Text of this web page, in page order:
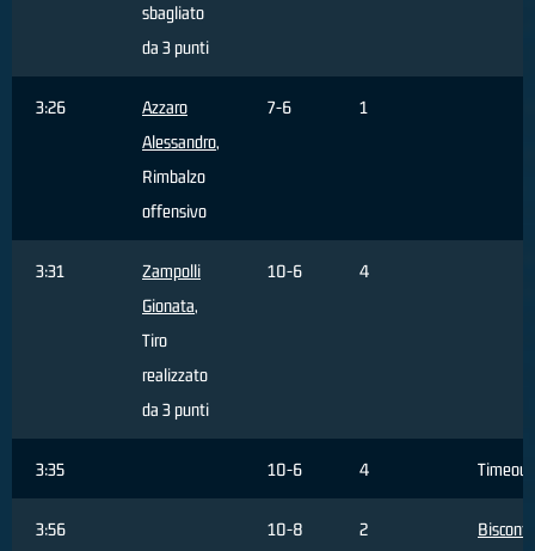
sbagliato
da 3 punti
3:26
Azzaro
Alessandro,
Rimbalzo
offensivo
7-6 1
3:31
Zampolli
Gionata,
Tiro
realizzato
da 3 punti
10-6 4
3:35 10-6 4 Timeout
3:56 10-8 2
Bisconti